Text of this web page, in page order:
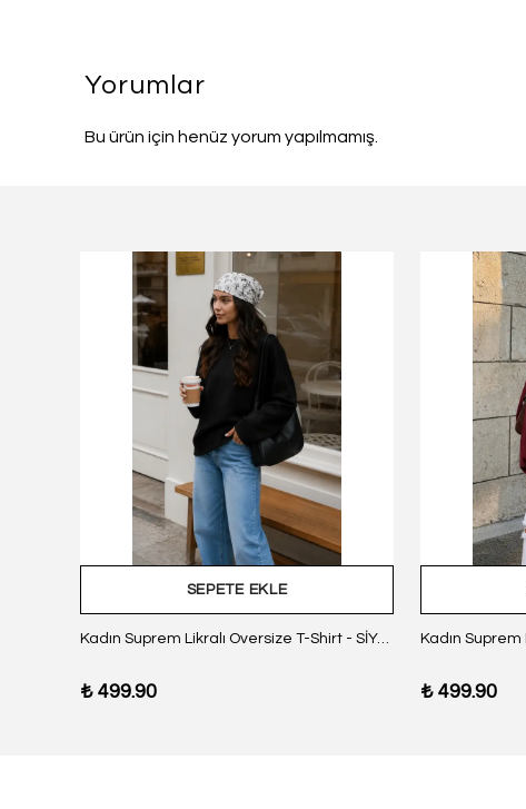
Yorumlar
Bu ürün için henüz yorum yapılmamış.
SEPETE EKLE
Kadın Suprem Likralı Oversize T-Shirt - SİYAH
₺ 499.90 ₺ 499.90